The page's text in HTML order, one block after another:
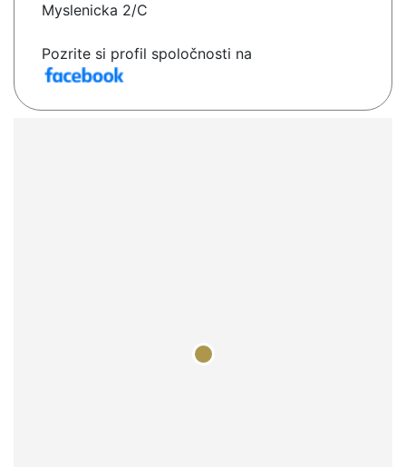
Myslenicka 2/C
Pozrite si profil spoločnosti na